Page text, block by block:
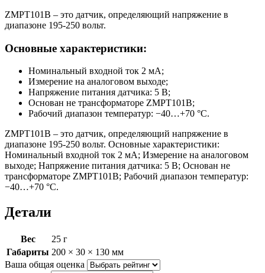
ZMPT101B – это датчик, определяющий напряжение в
диапазоне 195-250 вольт.
Основные характеристики:
Номинальный входной ток 2 мА;
Измерение на аналоговом выходе;
Напряжение питания датчика: 5 В;
Основан не трансформаторе ZMPT101B;
Рабочий диапазон температур: −40…+70 °C.
ZMPT101B – это датчик, определяющий напряжение в
диапазоне 195-250 вольт. Основные характеристики:
Номинальный входной ток 2 мА; Измерение на аналоговом
выходе; Напряжение питания датчика: 5 В; Основан не
трансформаторе ZMPT101B; Рабочий диапазон температур:
−40…+70 °C.
Детали
Вес
25 г
Габариты 200 × 30 × 130 мм
Ваша общая оценка